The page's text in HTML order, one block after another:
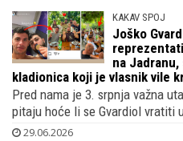
KAKAV SPOJ
Joško
na
kladionica koji je vlasnik vile
Pred nama je 3. srpnja važna
pitaju hoće li se Gvardiol vratiti
29.06.2026